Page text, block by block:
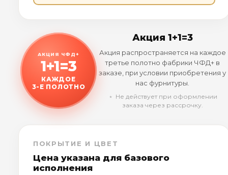
АКЦИЯ ЧФД+
1+1=3
КАЖДОЕ
3-Е ПОЛОТНО
Акция 1+1=3
Акция распространяется на каждое
третье полотно фабрики ЧФД+ в
заказе, при условии приобретения у
нас фурнитуры.
﹡ Не действует при оформлении
заказа через рассрочку.
ПОКРЫТИЕ И ЦВЕТ
Цена указана для базового
исполнения